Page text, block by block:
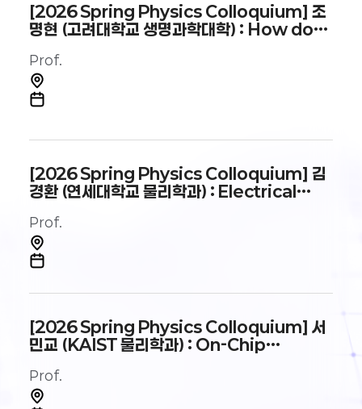
[2026 Spring Physics Colloquium] 조
명현 (고려대학교 생명과학대학) : How do
Prof.
[2026 Spring Physics Colloquium] 김
경환 (연세대학교 물리학과) : Electrical
driven by self-generated spin
torque
Prof.
[2026 Spring Physics Colloquium] 서
민교 (KAIST 물리학과) : On-Chip
Integrated Circuits for Nonlinear
and Quantum Technologies
Prof.